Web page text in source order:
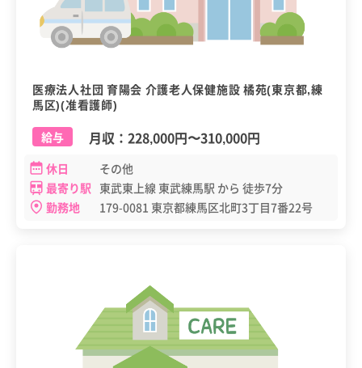
医療法人社団 育陽会 介護老人保健施設 橘苑(東京都,練
馬区)(准看護師)
給与
月収： 228,000円〜310,000円
休日
その他
最寄り駅 東武東上線 東武練馬駅 から 徒歩7分
勤務地
179-0081 東京都練馬区北町3丁目7番22号